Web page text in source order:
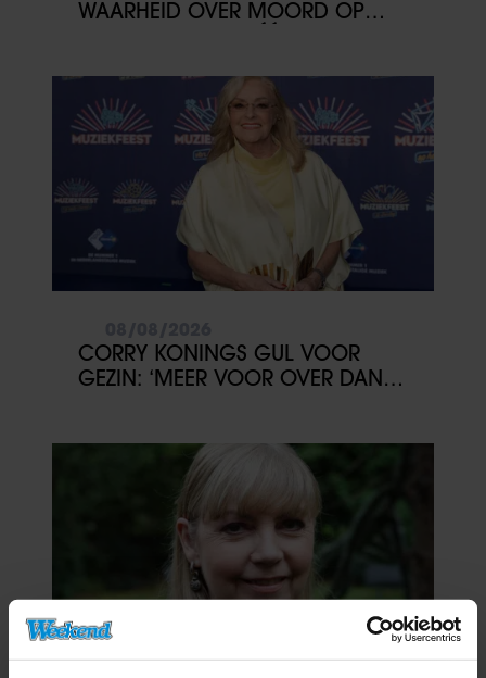
WAARHEID OVER MOORD OP
CORRY KONINGS GUL VOOR
GEZIN: ‘MEER VOOR OVER DAN